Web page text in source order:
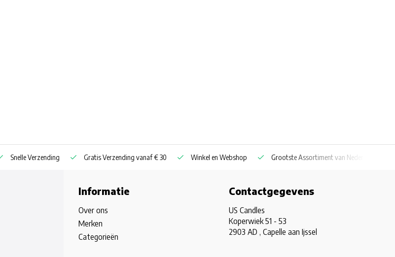
Snelle Verzending Gratis Verzending vanaf € 30 Winkel en Webshop Grootste Assortiment van Nederland &
Informatie
Over ons
Merken
Categorieën
Contactgegevens
US Candles
Koperwiek 51 - 53
2903 AD , Capelle aan Ijssel